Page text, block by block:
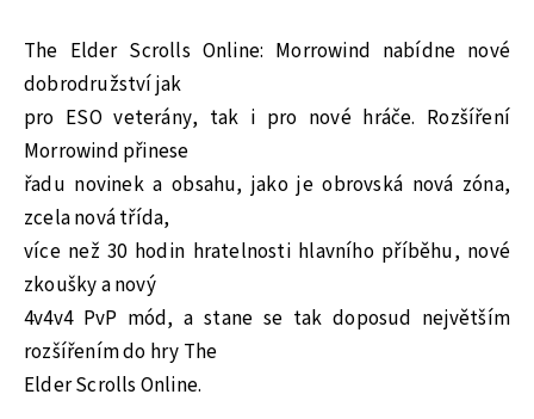
The Elder Scrolls Online: Morrowind nabídne nové
dobrodružství jak
pro ESO veterány, tak i pro nové hráče. Rozšíření
Morrowind přinese
řadu novinek a obsahu, jako je obrovská nová zóna,
zcela nová třída,
více než 30 hodin hratelnosti hlavního příběhu, nové
zkoušky a nový
4v4v4 PvP mód, a stane se tak doposud největším
rozšířením do hry The
Elder Scrolls Online.